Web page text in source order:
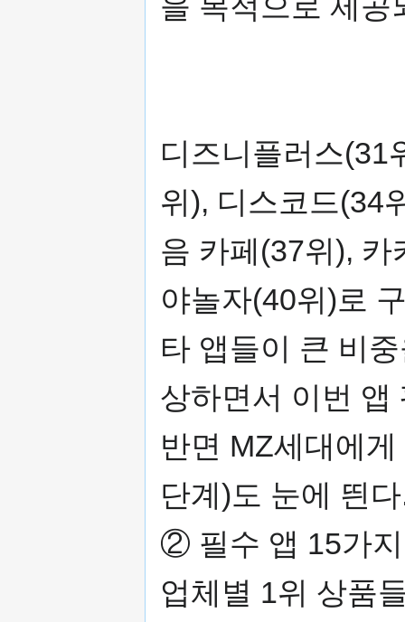
디즈니플러스(31
위), 디스코드(34
음 카페(37위),
야놀자(40위)로
타 앱들이 큰 비
상하면서 이번 앱
반면 MZ세대에
단계)도 눈에 띈
② 필수 앱 15가
업체별 1위 상품